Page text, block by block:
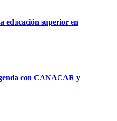
educación superior en
con CANACAR y